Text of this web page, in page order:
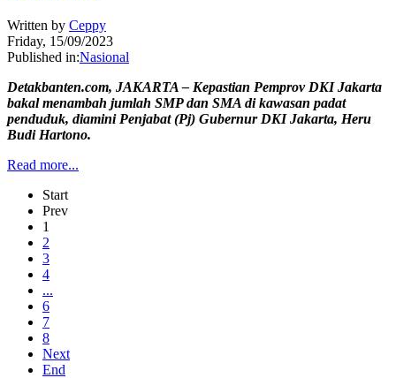
Written by Ceppy
Friday, 15/09/2023
Published in:Nasional
Detakbanten.com, JAKARTA – Kepastian Pemprov DKI Jakarta
bakal menambah jumlah SMP dan SMA di kawasan padat
penduduk, diamini Penjabat (Pj) Gubernur DKI Jakarta, Heru
Budi Hartono.
Read more...
Start
Prev
1
2
3
4
...
6
7
8
Next
End